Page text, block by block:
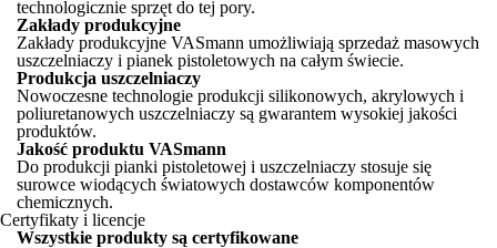
technologicznie sprzęt do tej pory.
Zakłady produkcyjne
Zakłady produkcyjne VASmann umożliwiają sprzedaż masowych
uszczelniaczy i pianek pistoletowych na całym świecie.
Produkcja uszczelniaczy
Nowoczesne technologie produkcji silikonowych, akrylowych i
poliuretanowych uszczelniaczy są gwarantem wysokiej jakości
produktów.
Jakość produktu VASmann
Do produkcji pianki pistoletowej i uszczelniaczy stosuje się
surowce wiodących światowych dostawców komponentów
chemicznych.
Certyfikaty i licencje
Wszystkie produkty są certyfikowane